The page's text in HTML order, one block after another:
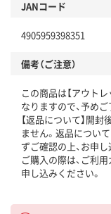
JANコード
4905959398351
備考（ご注意）
この商品は【アウト
なりますので、予めご
【返品について】開
ません。返品につい
ずご確認の上、お申し
ご購入の際は、ご利用
申し込みください。